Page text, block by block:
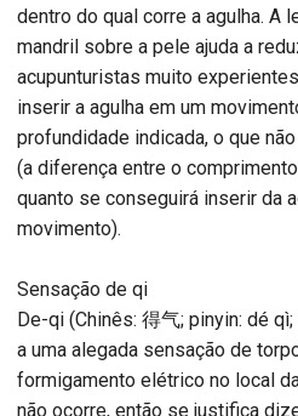
dentro do qual corre a agulha. A
mandril sobre a pele ajuda a
acupunturistas muito
inserir a agulha em um
profundidade indicada, o que
(a diferença entre o
quanto se conseguirá inserir da
movimento).
Sensação de qi
De-qi (Chinês: 得气; pinyin: dé
a uma alegada sensação de
formigamento elétrico no local
não ocorre, então se justifica